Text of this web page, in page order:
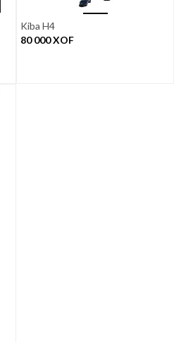
Kiba H4
80 000XOF